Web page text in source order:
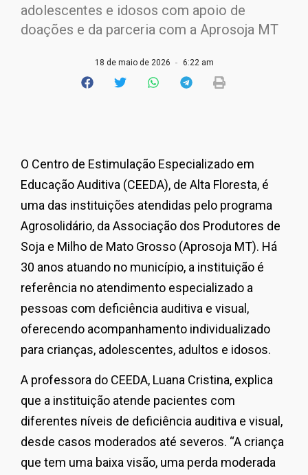
adolescentes e idosos com apoio de
doações e da parceria com a Aprosoja MT
18 de maio de 2026 6:22 am
O Centro de Estimulação Especializado em
Educação Auditiva (CEEDA), de Alta Floresta, é
uma das instituições atendidas pelo programa
Agrosolidário, da Associação dos Produtores de
Soja e Milho de Mato Grosso (Aprosoja MT). Há
30 anos atuando no município, a instituição é
referência no atendimento especializado a
pessoas com deficiência auditiva e visual,
oferecendo acompanhamento individualizado
para crianças, adolescentes, adultos e idosos.
A professora do CEEDA, Luana Cristina, explica
que a instituição atende pacientes com
diferentes níveis de deficiência auditiva e visual,
desde casos moderados até severos. “A criança
que tem uma baixa visão, uma perda moderada